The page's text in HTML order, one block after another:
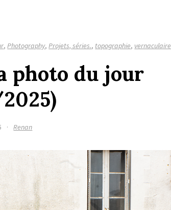
,Photography,Projets, séries., topographie, vernaculaire
photo du jour
· Renan